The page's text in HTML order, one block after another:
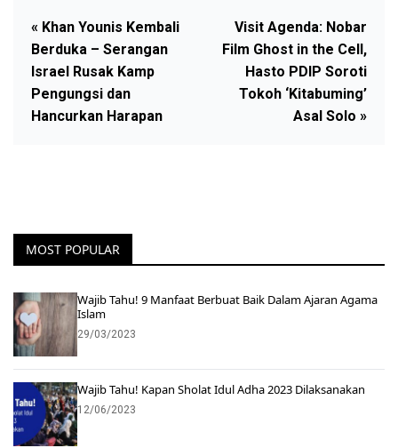
« Khan Younis Kembali
Berduka – Serangan
Israel Rusak Kamp
Pengungsi dan
Hancurkan Harapan
Visit Agenda: Nobar
Film Ghost in the Cell,
Hasto PDIP Soroti
Tokoh ‘Kitabuming’
Asal Solo »
MOST POPULAR
Wajib Tahu! 9 Manfaat Berbuat Baik Dalam Ajaran Agama
Islam
29/03/2023
Wajib Tahu! Kapan Sholat Idul Adha 2023 Dilaksanakan
12/06/2023